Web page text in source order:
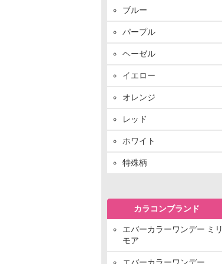
ブルー
パープル
ヘーゼル
イエロー
オレンジ
レッド
ホワイト
特殊柄
カラコンブランド
エバーカラーワンデー ミリ
モア
エバーカラーワンデー